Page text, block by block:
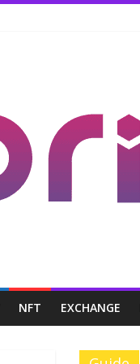
NFT EXCHANGE